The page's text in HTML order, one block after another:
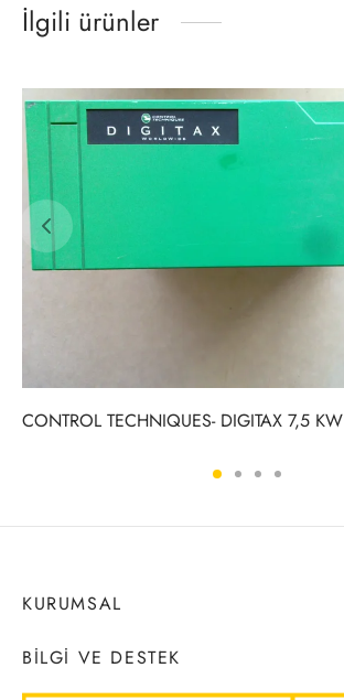
İlgili ürünler
CONTROL TECHNIQUES- DIGITAX 7,5 KW
KURUMSAL
BILGI VE DESTEK